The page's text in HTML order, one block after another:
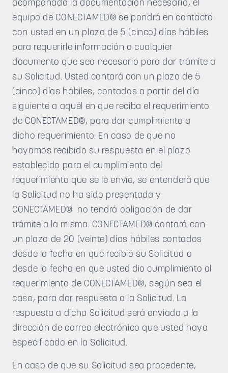
equipo de CONECTAMED® se pondrá en contacto
con usted en un plazo de 5 (cinco) días hábiles
para requerirle información o cualquier
documento que sea necesario para dar trámite a
su Solicitud. Usted contará con un plazo de 5
(cinco) días hábiles, contados a partir del día
siguiente a aquél en que reciba el requerimiento
de CONECTAMED®, para dar cumplimiento a
dicho requerimiento. En caso de que no
hayamos recibido su respuesta en el plazo
establecido para el cumplimiento del
requerimiento que se le envíe, se entenderá que
la Solicitud no ha sido presentada y
CONECTAMED® no tendrá obligación de dar
trámite a la misma. CONECTAMED® contará con
un plazo de 20 (veinte) días hábiles contados
desde la fecha en que recibió su Solicitud o
desde la fecha en que usted dio cumplimiento al
requerimiento de CONECTAMED®, según sea el
caso, para dar respuesta a la Solicitud. La
respuesta a dicha Solicitud será enviada a la
dirección de correo electrónico que usted haya
especificado en la Solicitud.
En caso de que su Solicitud sea procedente,